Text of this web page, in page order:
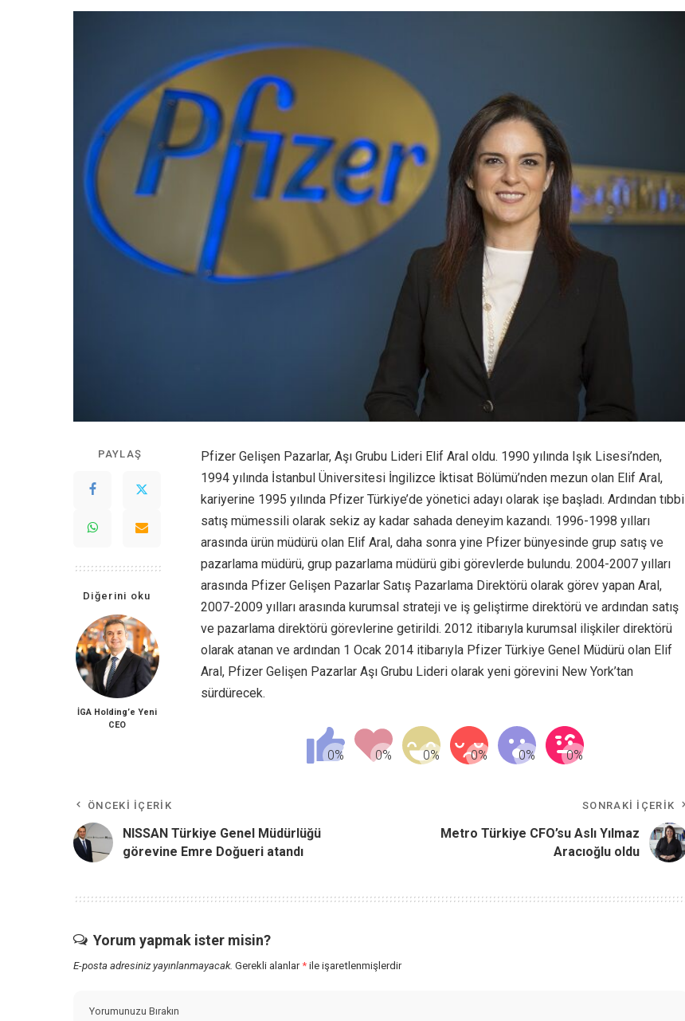
PAYLAŞ
Diğerini oku
İGA Holding’e Yeni
CEO
Pfizer Gelişen Pazarlar, Aşı Grubu Lideri Elif Aral oldu. 1990 yılında Işık Lisesi’nden,
1994 yılında İstanbul Üniversitesi İngilizce İktisat Bölümü’nden mezun olan Elif Aral,
kariyerine 1995 yılında Pfizer Türkiye’de yönetici adayı olarak işe başladı. Ardından tıbbi
satış mümessili olarak sekiz ay kadar sahada deneyim kazandı. 1996-1998 yılları
arasında ürün müdürü olan Elif Aral, daha sonra yine Pfizer bünyesinde grup satış ve
pazarlama müdürü, grup pazarlama müdürü gibi görevlerde bulundu. 2004-2007 yılları
arasında Pfizer Gelişen Pazarlar Satış Pazarlama Direktörü olarak görev yapan Aral,
2007-2009 yılları arasında kurumsal strateji ve iş geliştirme direktörü ve ardından satış
ve pazarlama direktörü görevlerine getirildi. 2012 itibarıyla kurumsal ilişkiler direktörü
olarak atanan ve ardından 1 Ocak 2014 itibarıyla Pfizer Türkiye Genel Müdürü olan Elif
Aral, Pfizer Gelişen Pazarlar Aşı Grubu Lideri olarak yeni görevini New York’tan
sürdürecek.
ÖNCEKI İÇERIK
NISSAN Türkiye Genel Müdürlüğü
görevine Emre Doğueri atandı
SONRAKI İÇERIK
Metro Türkiye CFO’su Aslı Yılmaz
Aracıoğlu oldu
Yorum yapmak ister misin?
E-posta adresiniz yayınlanmayacak. Gerekli alanlar* ile işaretlenmişlerdir